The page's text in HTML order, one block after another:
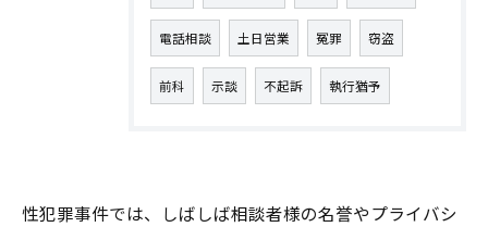
電話相談 土日営業 冤罪 窃盗
前科 示談 不起訴 執行猶予
性犯罪事件では、しばしば相談者様の名誉やプライバシ